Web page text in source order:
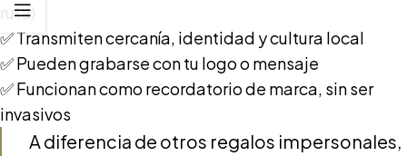
ruta)
✅ Transmiten cercanía, identidad y cultura local
✅ Pueden grabarse con tu logo o mensaje
✅ Funcionan como recordatorio de marca, sin ser
invasivos
A diferencia de otros regalos impersonales,